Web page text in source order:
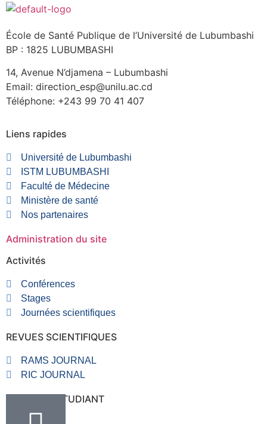
École de Santé Publique de l’Université de Lubumbashi
BP : 1825 LUBUMBASHI
14, Avenue N’djamena – Lubumbashi
Email: direction_esp@unilu.ac.cd
Téléphone: +243 99 70 41 407
Liens rapides
Université de Lubumbashi
ISTM LUBUMBASHI
Faculté de Médecine
Ministère de santé
Nos partenaires
Administration du site
Activités
Conférences
Stages
Journées scientifiques
REVUES SCIENTIFIQUES
RAMS JOURNAL
RIC JOURNAL
RUBRIQUE ETUDIANT